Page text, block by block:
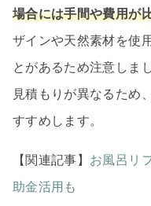
場合には手間や費用が
ザインや天然素材を使
とがあるため注意しま
見積もりが異なるため
すすめします。
【関連記事】 お風呂リ
助金活用も